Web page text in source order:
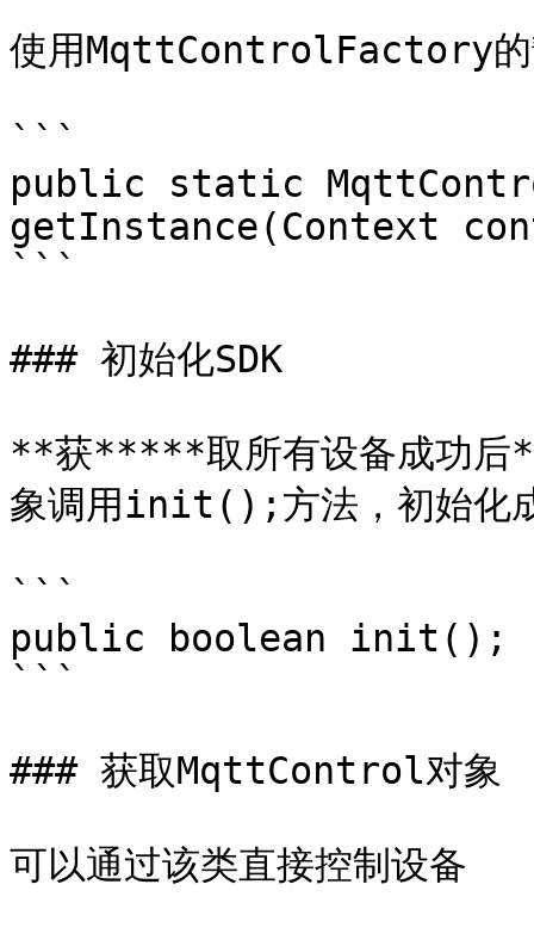
使用MqttControlFactory
```
public static
getInstance(Context
```
### 初始化SDK
**获*****取所有设备成功
象调用init();方法，初始化
```
public boolean init();
```
### 获取MqttControl对象
可以通过该类直接控制设备